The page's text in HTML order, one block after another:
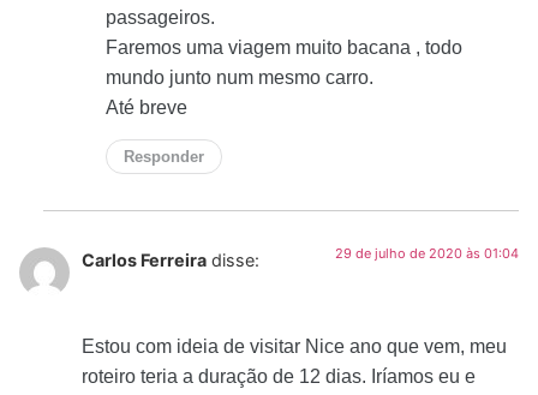
passageiros.
Faremos uma viagem muito bacana , todo
mundo junto num mesmo carro.
Até breve
Responder
Carlos Ferreira disse: 29 de julho de 2020 às 01:04
Estou com ideia de visitar Nice ano que vem, meu
roteiro teria a duração de 12 dias. Iríamos eu e